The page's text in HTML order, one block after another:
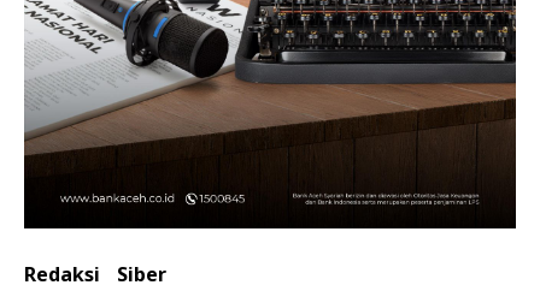
Redaksi Siber